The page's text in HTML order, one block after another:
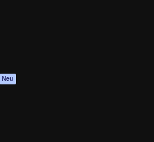
Neu